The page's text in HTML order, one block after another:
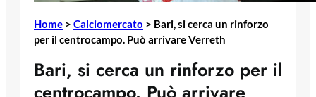
Home > Calciomercato > Bari, si cerca un rinforzo
per il centrocampo. Può arrivare Verreth
Bari, si cerca un rinforzo per il